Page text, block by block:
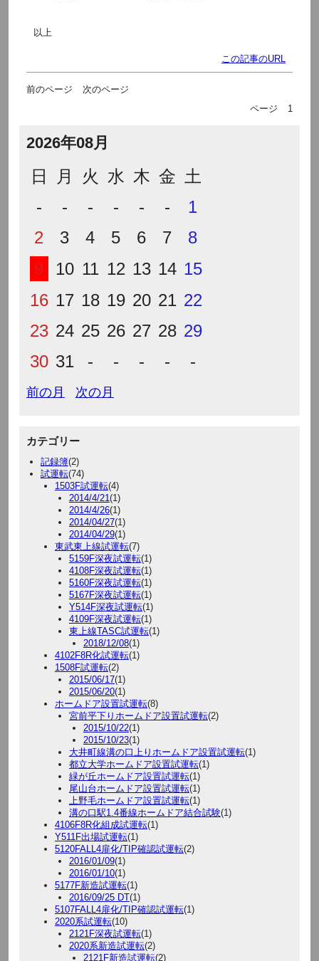
以上
この記事のURL
前のページ
次のページ
ページ
1
2026年08月
日 月 火 水 木 金 土
-
- - - - -
1
2
3 4 5 6 7
8
9
10 11 12 13 14 15
16 17 18 19 20 21 22
23 24 25 26 27 28 29
30 31 - - - - -
前の月 次の月
カテゴリー
記録簿(2)
試運転(74)
1503F試運転(4)
2014/4/21(1)
2014/4/26(1)
2014/04/27(1)
2014/04/29(1)
東武東上線試運転(7)
5159F深夜試運転(1)
4108F深夜試運転(1)
5160F深夜試運転(1)
5167F深夜試運転(1)
Y514F深夜試運転(1)
4109F深夜試運転(1)
東上線TASC試運転(1)
2018/12/08(1)
4102F8R化試運転(1)
1508F試運転(2)
2015/06/17(1)
2015/06/20(1)
ホームドア設置試運転(8)
宮前平下りホームドア設置試運転(2)
2015/10/22(1)
2015/10/23(1)
大井町線溝の口上りホームドア設置試運転(1)
都立大学ホームドア設置試運転(1)
緑が丘ホームドア設置試運転(1)
尾山台ホームドア設置試運転(1)
上野毛ホームドア設置試運転(1)
溝の口駅1.4番線ホームドア結合試験(1)
4106F8R化組成試運転(1)
Y511F出場試運転(1)
5120FALL4扉化/TIP確認試運転(2)
2016/01/09(1)
2016/01/10(1)
5177F新造試運転(1)
2016/09/25 DT(1)
5107FALL4扉化/TIP確認試運転(1)
2020系試運転(10)
2121F深夜試運転(1)
2020系新造試運転(2)
2121F新造試運転(2)